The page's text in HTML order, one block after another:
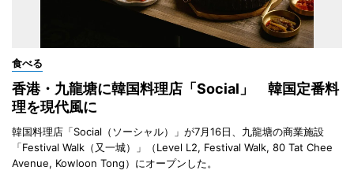
食べる
香港・九龍塘に韓国料理店「Social」 韓国定番料
理を現代風に
韓国料理店「Social（ソーシャル）」が7月16日、九龍塘の商業施設
「Festival Walk（又一城）」（Level L2, Festival Walk, 80 Tat Chee
Avenue, Kowloon Tong）にオープンした。